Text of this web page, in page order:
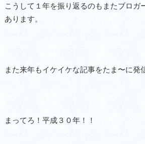
こうして１年を振り返るのもまたブロガ
あります。
また来年もイケイケな記事をたま〜に発
まってろ！平成３０年！！